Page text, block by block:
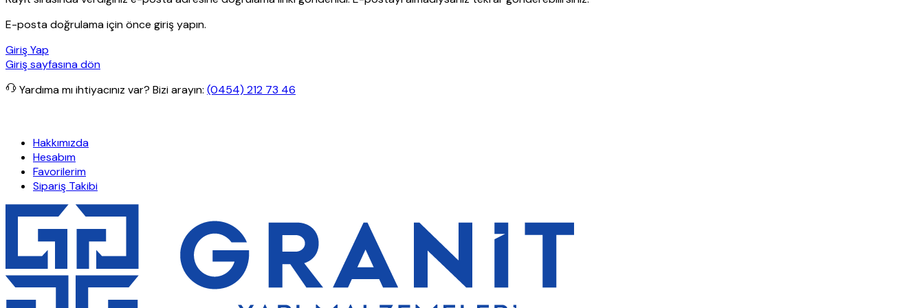
E-posta doğrulama için önce giriş yapın.
Giriş Yap
Giriş sayfasına dön
Yardıma mı ihtiyacınız var? Bizi arayın: (0454) 212 73 46
Hakkımızda
Hesabım
Favorilerim
Sipariş Takibi